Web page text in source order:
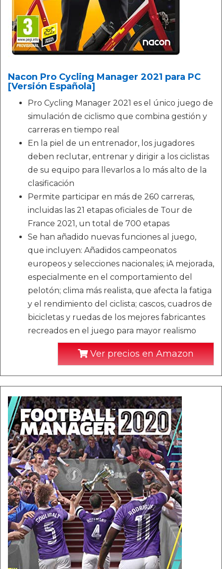
Nacon Pro Cycling Manager 2021 para PC
[Versión Española]
Pro Cycling Manager 2021 es el único juego de
simulación de ciclismo que combina gestión y
carreras en tiempo real
En la piel de un entrenador, los jugadores
deben reclutar, entrenar y dirigir a los ciclistas
de su equipo para llevarlos a lo más alto de la
clasificación
Permite participar en más de 260 carreras,
incluidas las 21 etapas oficiales de Tour de
France 2021, un total de 700 etapas
Se han añadido nuevas funciones al juego,
que incluyen: Añadidos campeonatos
europeos y selecciones nacionales; iA mejorada,
especialmente en el comportamiento del
pelotón; clima más realista, que afecta la fatiga
y el rendimiento del ciclista; cascos, cuadros de
bicicletas y ruedas de los mejores fabricantes
recreados en el juego para mayor realismo
Ver precios en Amazon